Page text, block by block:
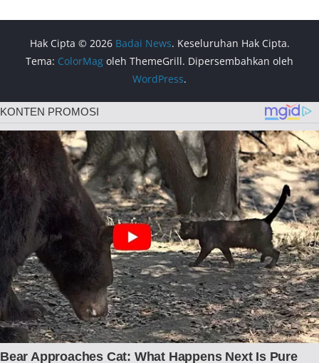
Hak Cipta © 2026 Badai News. Keseluruhan Hak Cipta.
Tema: ColorMag oleh ThemeGrill. Dipersembahkan oleh
WordPress.